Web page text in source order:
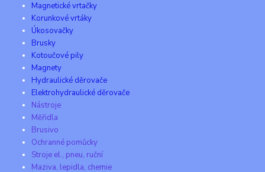
Magnetické vrtačky
Korunkové vrtáky
Úkosovačky
Brusky
Kotoučové pily
Magnety
Hydraulické děrovače
Elektrohydraulické děrovače
Nástroje
Měřidla
Brusivo
Ochranné pomůcky
Stroje el., pneu, ruční
Maziva, lepidla, chemie